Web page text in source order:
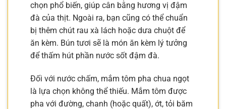
chọn phổ biến, giúp cân bằng hương vị đậm
đà của thịt. Ngoài ra, bạn cũng có thể chuẩn
bị thêm chút rau xà lách hoặc dưa chuột để
ăn kèm. Bún tươi sẽ là món ăn kèm lý tưởng
để thấm hút phần nước sốt đậm đà.
Đối với nước chấm, mắm tôm pha chua ngọt
là lựa chọn không thể thiếu. Mắm tôm được
pha với đường, chanh (hoặc quất), ớt, tỏi băm